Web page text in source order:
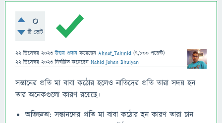
0
টি ভোট
22 ডিসেম্বর 2023 উত্তর প্রদান করেছেন Ahnaf_Tahmid (7,800 পয়েন্ট)
22 ডিসেম্বর 2023 নির্বাচিত করেছেন Nahid Jahan Bhuiyan
সন্তানের প্রতি মা বাবা কঠোর হলেও নাতিদের প্রতি তারা সদয় হন
তার অনেকগুলো কারণ রয়েছে।
অভিজ্ঞতা: সন্তানদের প্রতি মা বাবা কঠোর হন কারণ তারা চান